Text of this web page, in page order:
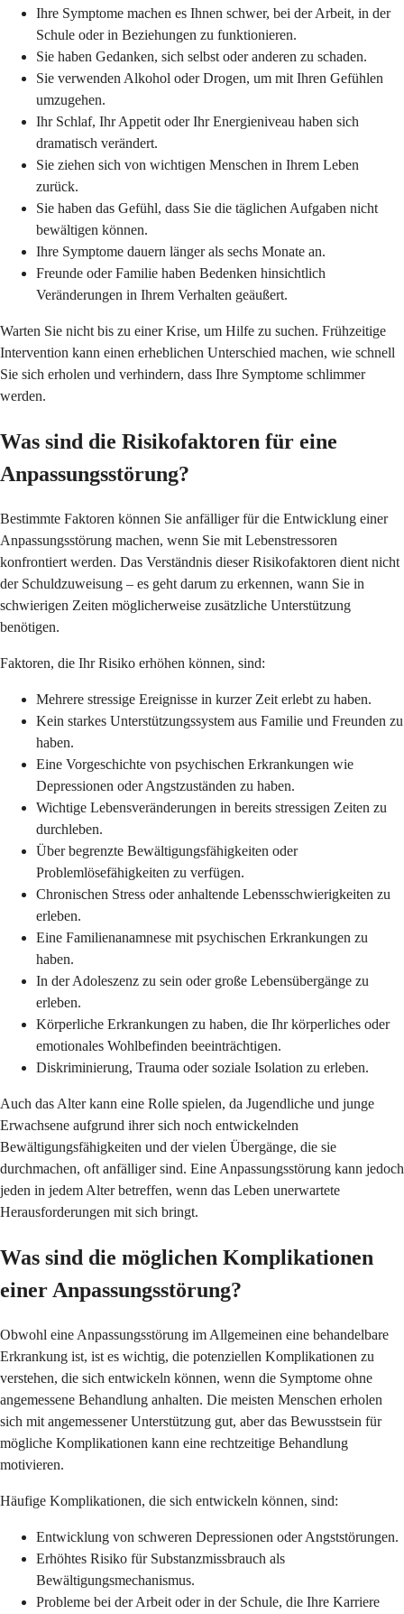
Ihre Symptome machen es Ihnen schwer, bei der Arbeit, in der
Schule oder in Beziehungen zu funktionieren.
Sie haben Gedanken, sich selbst oder anderen zu schaden.
Sie verwenden Alkohol oder Drogen, um mit Ihren Gefühlen
umzugehen.
Ihr Schlaf, Ihr Appetit oder Ihr Energieniveau haben sich
dramatisch verändert.
Sie ziehen sich von wichtigen Menschen in Ihrem Leben
zurück.
Sie haben das Gefühl, dass Sie die täglichen Aufgaben nicht
bewältigen können.
Ihre Symptome dauern länger als sechs Monate an.
Freunde oder Familie haben Bedenken hinsichtlich
Veränderungen in Ihrem Verhalten geäußert.
Warten Sie nicht bis zu einer Krise, um Hilfe zu suchen. Frühzeitige
Intervention kann einen erheblichen Unterschied machen, wie schnell
Sie sich erholen und verhindern, dass Ihre Symptome schlimmer
werden.
Was sind die Risikofaktoren für eine
Anpassungsstörung?
Bestimmte Faktoren können Sie anfälliger für die Entwicklung einer
Anpassungsstörung machen, wenn Sie mit Lebenstressoren
konfrontiert werden. Das Verständnis dieser Risikofaktoren dient nicht
der Schuldzuweisung – es geht darum zu erkennen, wann Sie in
schwierigen Zeiten möglicherweise zusätzliche Unterstützung
benötigen.
Faktoren, die Ihr Risiko erhöhen können, sind:
Mehrere stressige Ereignisse in kurzer Zeit erlebt zu haben.
Kein starkes Unterstützungssystem aus Familie und Freunden zu
haben.
Eine Vorgeschichte von psychischen Erkrankungen wie
Depressionen oder Angstzuständen zu haben.
Wichtige Lebensveränderungen in bereits stressigen Zeiten zu
durchleben.
Über begrenzte Bewältigungsfähigkeiten oder
Problemlösefähigkeiten zu verfügen.
Chronischen Stress oder anhaltende Lebensschwierigkeiten zu
erleben.
Eine Familienanamnese mit psychischen Erkrankungen zu
haben.
In der Adoleszenz zu sein oder große Lebensübergänge zu
erleben.
Körperliche Erkrankungen zu haben, die Ihr körperliches oder
emotionales Wohlbefinden beeinträchtigen.
Diskriminierung, Trauma oder soziale Isolation zu erleben.
Auch das Alter kann eine Rolle spielen, da Jugendliche und junge
Erwachsene aufgrund ihrer sich noch entwickelnden
Bewältigungsfähigkeiten und der vielen Übergänge, die sie
durchmachen, oft anfälliger sind. Eine Anpassungsstörung kann jedoch
jeden in jedem Alter betreffen, wenn das Leben unerwartete
Herausforderungen mit sich bringt.
Was sind die möglichen Komplikationen
einer Anpassungsstörung?
Obwohl eine Anpassungsstörung im Allgemeinen eine behandelbare
Erkrankung ist, ist es wichtig, die potenziellen Komplikationen zu
verstehen, die sich entwickeln können, wenn die Symptome ohne
angemessene Behandlung anhalten. Die meisten Menschen erholen
sich mit angemessener Unterstützung gut, aber das Bewusstsein für
mögliche Komplikationen kann eine rechtzeitige Behandlung
motivieren.
Häufige Komplikationen, die sich entwickeln können, sind:
Entwicklung von schweren Depressionen oder Angststörungen.
Erhöhtes Risiko für Substanzmissbrauch als
Bewältigungsmechanismus.
Probleme bei der Arbeit oder in der Schule, die Ihre Karriere